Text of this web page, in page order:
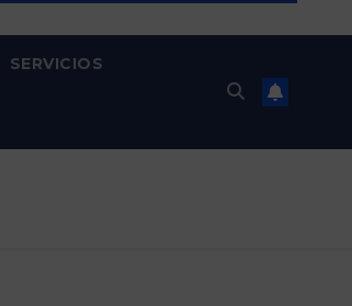
SERVICIOS